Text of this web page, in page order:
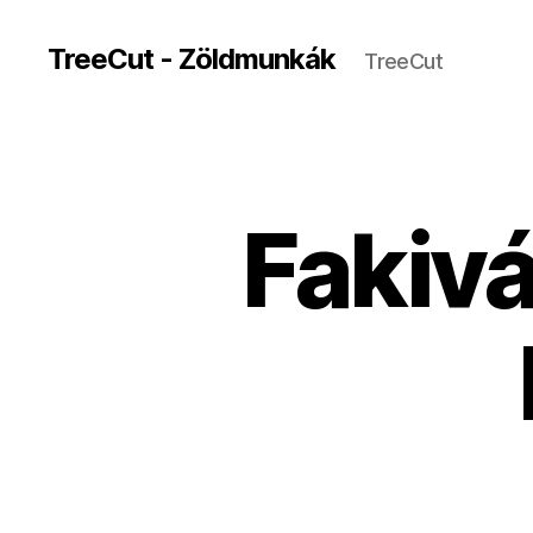
TreeCut - Zöldmunkák TreeCut